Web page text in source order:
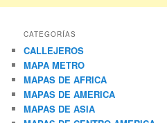
CATEGORÍAS
CALLEJEROS
MAPA METRO
MAPAS DE AFRICA
MAPAS DE AMERICA
MAPAS DE ASIA